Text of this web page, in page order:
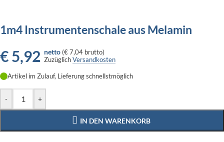
1m4 Instrumentenschale aus Melamin
€5,92 netto (€ 7,04 brutto)
ZuzüglichVersandkosten
Artikel im Zulauf, Lieferung schnellstmöglich
- +
IN DEN WARENKORB